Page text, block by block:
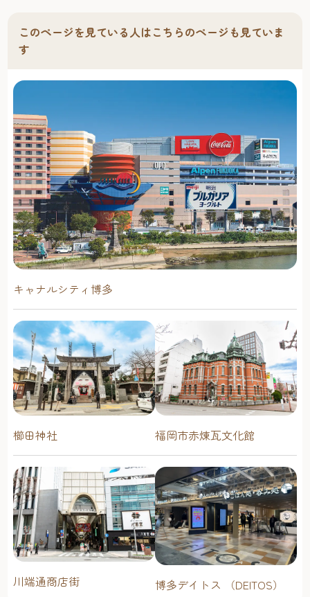
このページを見ている人はこちらのページも見ていま
す
キャナルシティ博多
櫛田神社 福岡市赤煉瓦文化館
川端通商店街 博多デイトス （DEITOS）